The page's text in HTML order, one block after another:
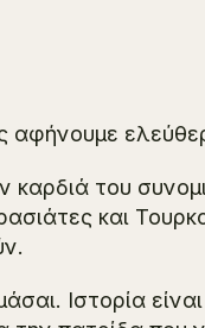
αφήνουμε
του
και
Ιστορία